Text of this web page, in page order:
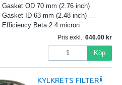
Gasket OD 70 mm (2.76 inch)
Gasket ID 63 mm (2.48 inch)
Efficiency Beta 2 4 micron
Pris exkl. 646.00
Köp
KYLKRETS FILTER